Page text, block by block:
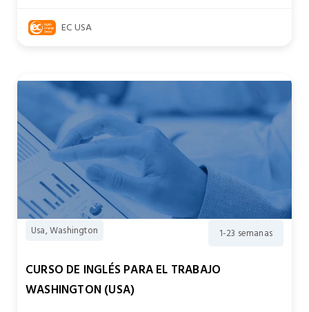
EC USA
Usa, Washington 1-23 semanas
CURSO DE INGLÉS PARA EL TRABAJO
WASHINGTON (USA)